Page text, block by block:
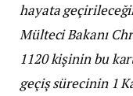
hayata
Mülteci Bakanı
1120 kişinin bu
geçiş sürecinin 1